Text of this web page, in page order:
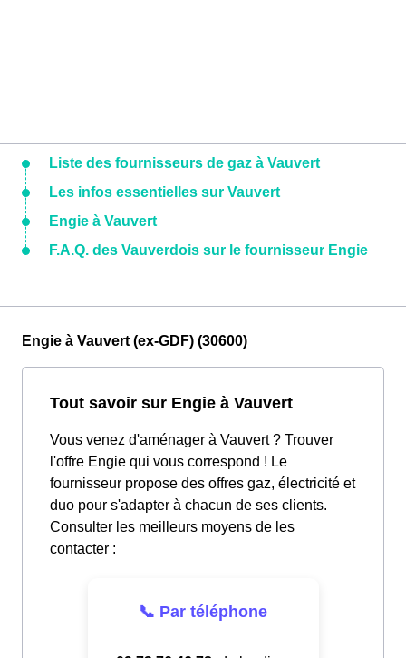
Liste des fournisseurs de gaz à Vauvert
Les infos essentielles sur Vauvert
Engie à Vauvert
F.A.Q. des Vauverdois sur le fournisseur Engie
Engie à Vauvert (ex-GDF) (30600)
Tout savoir sur Engie à Vauvert
Vous venez d'aménager à Vauvert ? Trouver
l'offre Engie qui vous correspond ! Le
fournisseur propose des offres gaz, électricité et
duo pour s'adapter à chacun de ses clients.
Consulter les meilleurs moyens de les
contacter :
📞 Par téléphone